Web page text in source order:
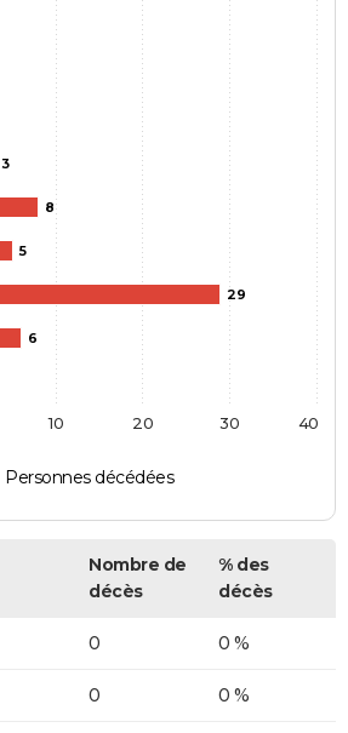
3
8
5
29
6
Personnes décédées
10 20 30 40
Nombre de
décès
% des
décès
0 0 %
0 0 %